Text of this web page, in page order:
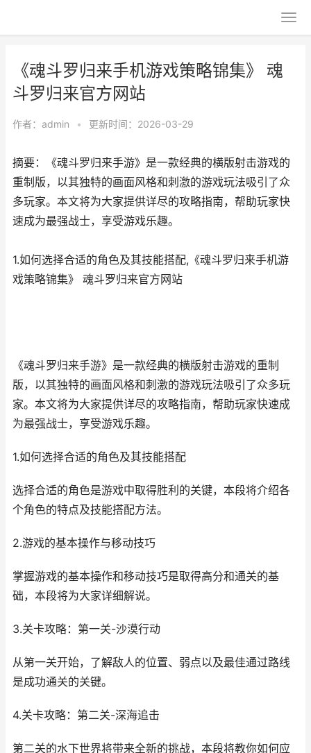
《魂斗罗归来手机游戏策略锦集》 魂
斗罗归来官方网站
作者： admin • 更新时间：2026-03-29
摘要：《魂斗罗归来手游》是一款经典的横版射击游戏的
重制版，以其独特的画面风格和刺激的游戏玩法吸引了众
多玩家。本文将为大家提供详尽的攻略指南，帮助玩家快
速成为最强战士，享受游戏乐趣。
1.如何选择合适的角色及其技能搭配,《魂斗罗归来手机游
戏策略锦集》 魂斗罗归来官方网站
《魂斗罗归来手游》是一款经典的横版射击游戏的重制
版，以其独特的画面风格和刺激的游戏玩法吸引了众多玩
家。本文将为大家提供详尽的攻略指南，帮助玩家快速成
为最强战士，享受游戏乐趣。
1.如何选择合适的角色及其技能搭配
选择合适的角色是游戏中取得胜利的关键，本段将介绍各
个角色的特点及技能搭配方法。
2.游戏的基本操作与移动技巧
掌握游戏的基本操作和移动技巧是取得高分和通关的基
础，本段将为大家详细解说。
3.关卡攻略：第一关-沙漠行动
从第一关开始，了解敌人的位置、弱点以及最佳通过路线
是成功通关的关键。
4.关卡攻略：第二关-深海追击
第二关的水下世界将带来全新的挑战，本段将教你如何应